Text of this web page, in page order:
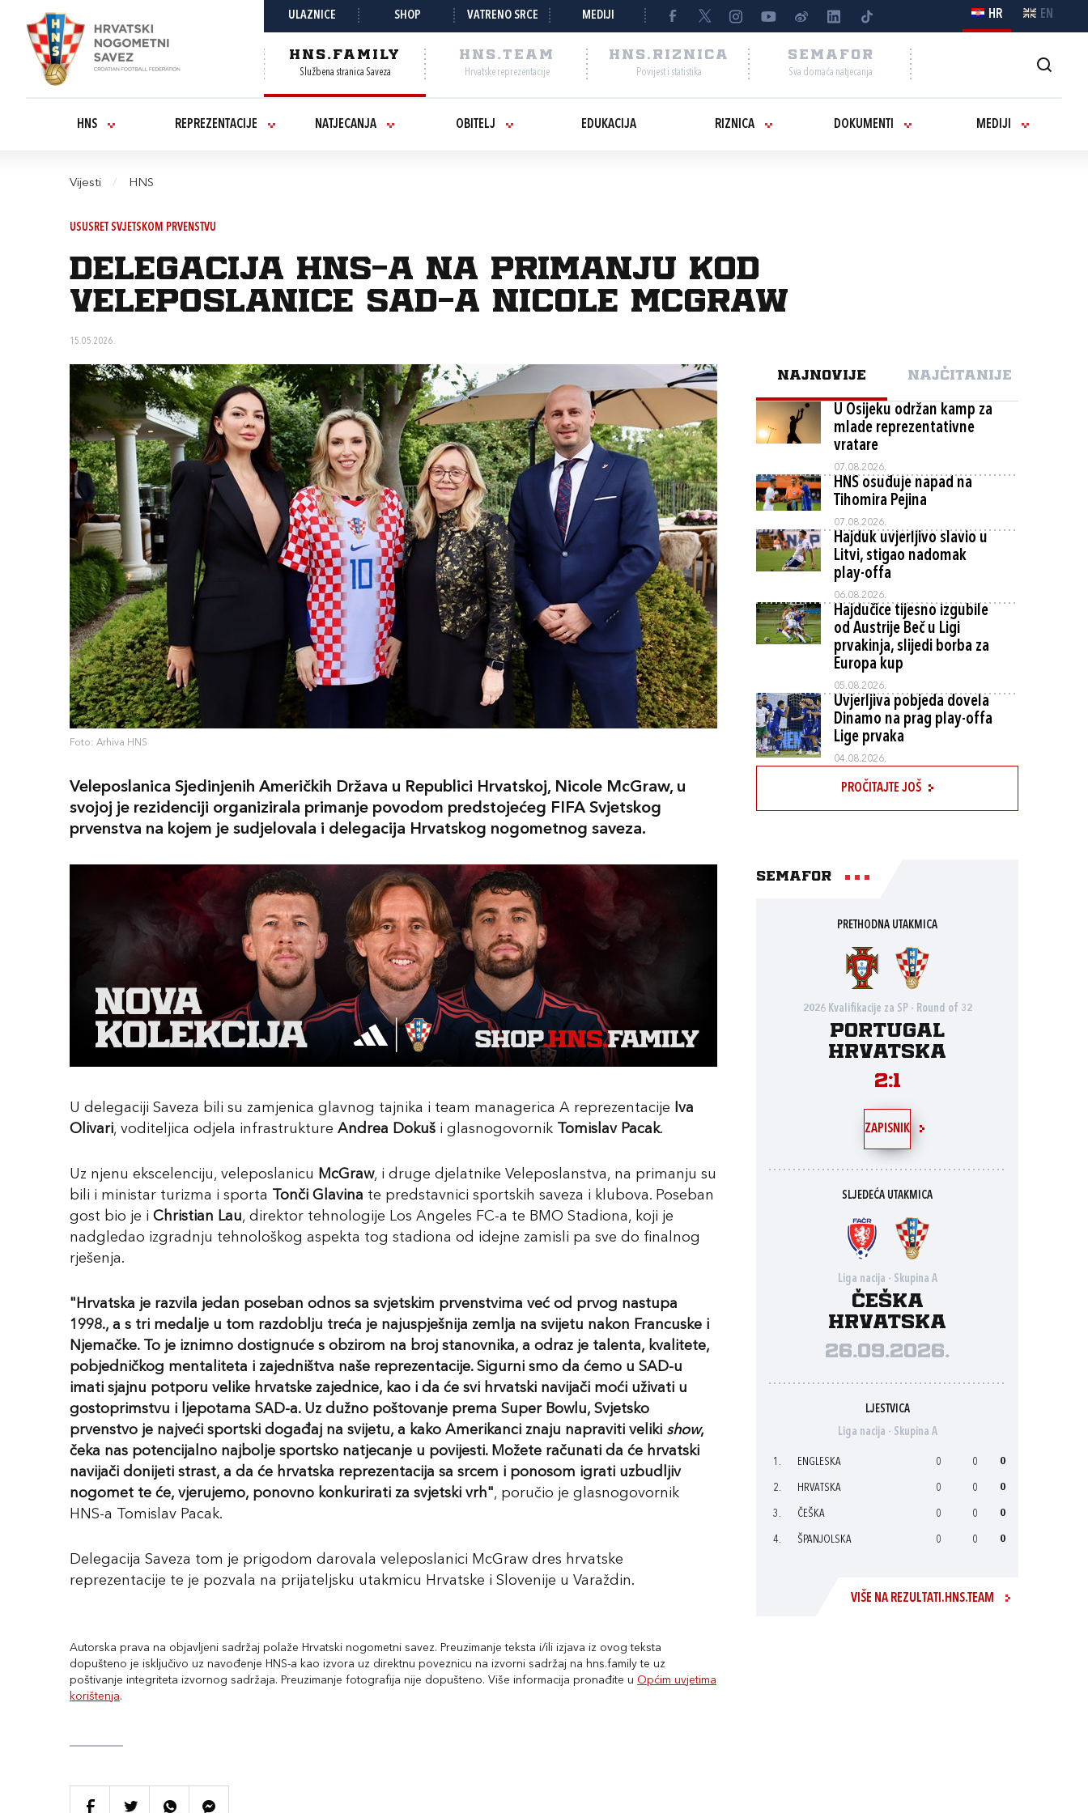
ULAZNICE SHOP VATRENO SRCE MEDIJI HR EN
HNS.FAMILY
Službena stranica Saveza
HNS.TEAM
Hrvatske reprezentacije
HNS.RIZNICA
Povijest i statistika
SEMAFOR
Sva domaća natjecanja
HNS REPREZENTACIJE NATJECANJA OBITELJ EDUKACIJA RIZNICA DOKUMENTI MEDIJI
Vijesti / HNS
USUSRET SVJETSKOM PRVENSTVU
Delegacija HNS-a na primanju kod
veleposlanice SAD-a Nicole McGraw
15.05.2026.
Foto: Arhiva HNS
Veleposlanica Sjedinjenih Američkih Država u Republici Hrvatskoj, Nicole McGraw, u
svojoj je rezidenciji organizirala primanje povodom predstojećeg FIFA Svjetskog
prvenstva na kojem je sudjelovala i delegacija Hrvatskog nogometnog saveza.
U delegaciji Saveza bili su zamjenica glavnog tajnika i team managerica A reprezentacije
Iva
Olivari, voditeljica odjela infrastrukture Andrea Dokuš i glasnogovornik Tomislav Pacak.
Uz njenu ekscelenciju, veleposlanicu McGraw, i druge djelatnike Veleposlanstva, na primanju su
bili i ministar turizma i sporta
Tonči Glavina te predstavnici sportskih saveza i klubova. Poseban
gost bio je i Christian Lau, direktor tehnologije Los Angeles FC-a te BMO Stadiona, koji je
nadgledao izgradnju tehnološkog aspekta tog stadiona od idejne zamisli pa sve do finalnog
rješenja.
"Hrvatska je razvila jedan poseban odnos sa svjetskim prvenstvima već od prvog nastupa
1998., a s tri medalje u tom razdoblju treća je najuspješnija zemlja na svijetu nakon Francuske i
Njemačke. To je iznimno dostignuće s obzirom na broj stanovnika, a odraz je talenta, kvalitete,
pobjedničkog mentaliteta i zajedništva naše reprezentacije. Sigurni smo da ćemo u SAD-u
imati sjajnu potporu velike hrvatske zajednice, kao i da će svi hrvatski navijači moći uživati u
gostoprimstvu i ljepotama SAD-a. Uz dužno poštovanje prema Super Bowlu, Svjetsko
prvenstvo je najveći sportski događaj na svijetu, a kako Amerikanci znaju napraviti veliki show,
čeka nas potencijalno najbolje sportsko natjecanje u povijesti. Možete računati da će hrvatski
navijači donijeti strast, a da će hrvatska reprezentacija sa srcem i ponosom igrati uzbudljiv
nogomet te će, vjerujemo, ponovno konkurirati za svjetski vrh", poručio je glasnogovornik
HNS-a Tomislav Pacak.
Delegacija Saveza tom je prigodom darovala veleposlanici McGraw dres hrvatske
reprezentacije te je pozvala na prijateljsku utakmicu Hrvatske i Slovenije u Varaždin.
Autorska prava na objavljeni sadržaj polaže Hrvatski nogometni savez. Preuzimanje teksta i/ili izjava iz ovog teksta
dopušteno je isključivo uz navođenje HNS-a kao izvora uz direktnu poveznicu na izvorni sadržaj na hns.family te uz
poštivanje integriteta izvornog sadržaja. Preuzimanje fotografija nije dopušteno. Više informacija pronađite u Općim uvjetima
korištenja.
NAJNOVIJE NAJČITANIJE
U Osijeku održan kamp za
mlade reprezentativne
vratare
07.08.2026.
HNS osuđuje napad na
Tihomira Pejina
07.08.2026.
Hajduk uvjerljivo slavio u
Litvi, stigao nadomak
play-offa
06.08.2026.
Hajdučice tijesno izgubile
od Austrije Beč u Ligi
prvakinja, slijedi borba za
Europa kup
05.08.2026.
Uvjerljiva pobjeda dovela
Dinamo na prag play-offa
Lige prvaka
04.08.2026.
PROČITAJTE JOŠ
Semafor
PRETHODNA UTAKMICA
2026 Kvalifikacije za SP - Round of 32
Portugal
Hrvatska
2:1
ZAPISNIK
SLJEDEĆA UTAKMICA
Liga nacija - Skupina A
Češka
Hrvatska
26.09.2026.
LJESTVICA
Liga nacija - Skupina A
1. ENGLESKA 0 0 0
2. HRVATSKA 0 0 0
3. ČEŠKA 0 0 0
4. ŠPANJOLSKA 0 0 0
VIŠE NA REZULTATI.HNS.TEAM